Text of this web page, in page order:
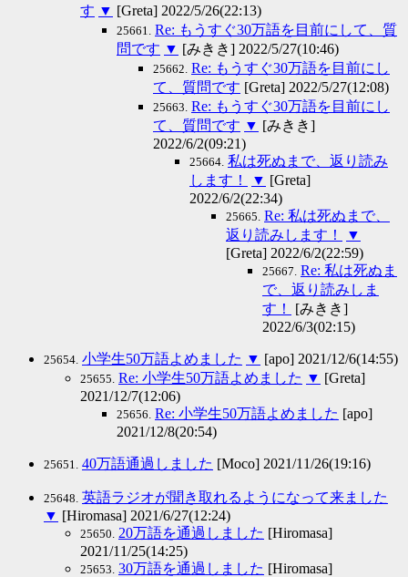
す ▼ [Greta] 2022/5/26(22:13)
25661.
Re: もうすぐ30万語を目前にして、質
問です ▼ [みきき] 2022/5/27(10:46)
25662. Re: もうすぐ30万語を目前にし
て、質問です [Greta] 2022/5/27(12:08)
25663. Re: もうすぐ30万語を目前にし
て、質問です ▼ [みきき]
2022/6/2(09:21)
25664. 私は死ぬまで、返り読み
します！
▼ [Greta]
2022/6/2(22:34)
25665. Re: 私は死ぬまで、
返り読みします！
▼
[Greta] 2022/6/2(22:59)
25667. Re: 私は死ぬま
で、返り読みしま
す！
[みきき]
2022/6/3(02:15)
25654. 小学生50万語よめました ▼ [apo] 2021/12/6(14:55)
25655. Re: 小学生50万語よめました ▼ [Greta]
2021/12/7(12:06)
25656. Re: 小学生50万語よめました [apo]
2021/12/8(20:54)
25651. 40万語通過しました [Moco] 2021/11/26(19:16)
25648. 英語ラジオが聞き取れるようになって来ました
▼ [Hiromasa] 2021/6/27(12:24)
25650. 20万語を通過しました [Hiromasa]
2021/11/25(14:25)
25653. 30万語を通過しました [Hiromasa]